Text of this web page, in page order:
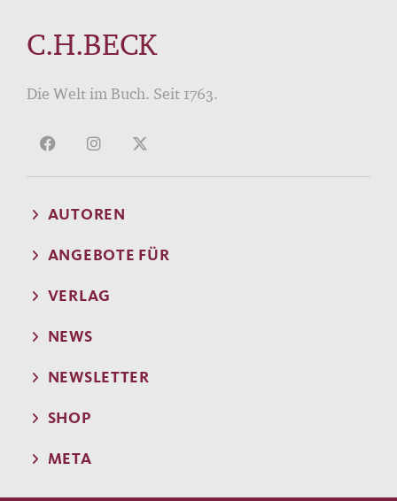
C.H.BECK
Die Welt im Buch. Seit 1763.
AUTOREN
ANGEBOTE FÜR
VERLAG
NEWS
NEWSLETTER
SHOP
META